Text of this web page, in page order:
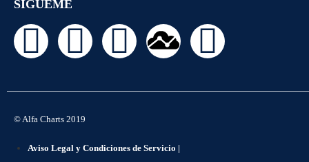
SÍGUEME
© Alfa Charts 2019
Aviso Legal y Condiciones de Servicio |